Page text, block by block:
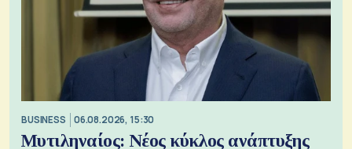
BUSINESS 06.08.2026, 15:30
Μυτιληναίος: Νέος κύκλος ανάπτυξης